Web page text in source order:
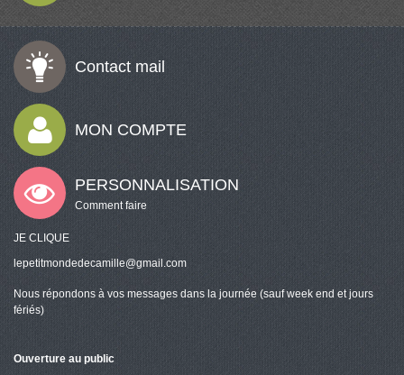
Contact mail
MON COMPTE
PERSONNALISATION
Comment faire
JE CLIQUE
lepetitmondedecamille@gmail.com
Nous répondons à vos messages dans la journée (sauf week end et jours
fériés)
Ouverture au public